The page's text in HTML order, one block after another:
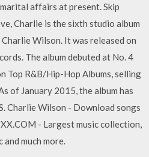
affairs at present. Skip
Charlie is the sixth studio album
Wilson. It was released on
The album debuted at No. 4
Top R&B/Hip-Hop Albums, selling
of January 2015, the album has
Charlie Wilson - Download songs
- Largest music collection,
much more.